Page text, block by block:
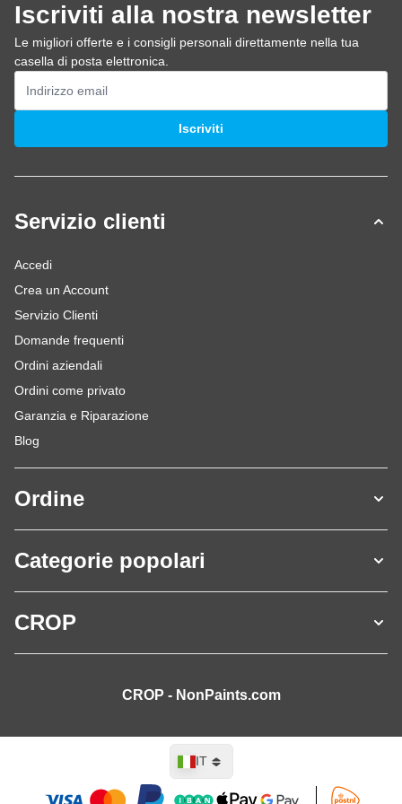
Iscriviti alla nostra newsletter
Le migliori offerte e i consigli personali direttamente nella tua
casella di posta elettronica.
Indirizzo email
Iscriviti
Servizio clienti
Accedi
Crea un Account
Servizio Clienti
Domande frequenti
Ordini aziendali
Ordini come privato
Garanzia e Riparazione
Blog
Ordine
Categorie popolari
CROP
CROP - NonPaints.com
Lingua
IT